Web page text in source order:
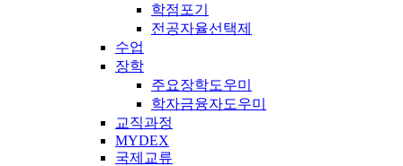
학점포기
전공자율선택제
수업
장학
주요장학도우미
학자금융자도우미
교직과정
MYDEX
국제교류